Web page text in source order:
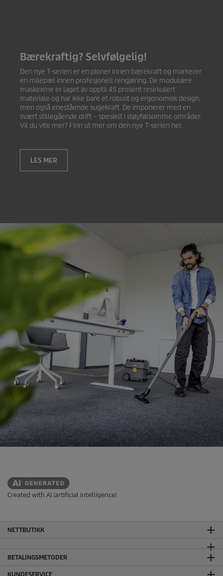
Bærekraftig? Selvfølgelig!
Den nye T-serien er en pioner innen bærekraft og markerer
en milepæl innen profesjonell rengjøring. De modulære
maskinene er laget av opptil 45 prosent resirkulert
materiale og har ikke bare et robust og ergonomisk design,
men også enestående sugekraft. De imponerer med en
svært stillegående drift – spesielt i støyfølsomme områder.
Vil du vite mer? Finn ut mer om den nye T-serien her.
LES MER
Created with AI (artificial intelligence)
NETTBUTIKK
BETALINGSMETODER
KUNDESERVICE